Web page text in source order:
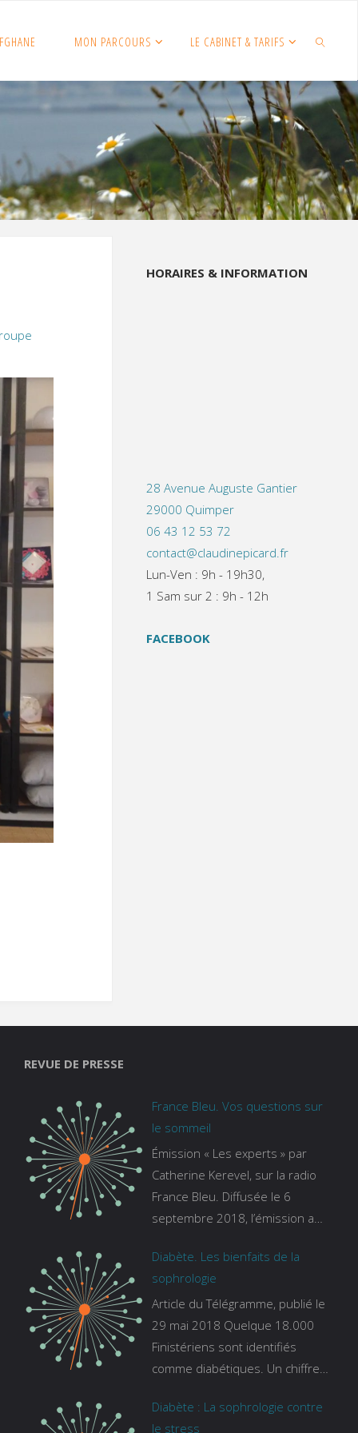
MON PARCOURS LE CABINET & TARIFS
SEARCH
HORAIRES & INFORMATION
28 Avenue Auguste Gantier
29000 Quimper
06 43 12 53 72
contact@claudinepicard.fr
Lun-Ven : 9h - 19h30,
1 Sam sur 2 : 9h - 12h
FACEBOOK
REVUE DE PRESSE
France Bleu. Vos questions sur
le sommeil
Émission « Les experts » par
Catherine Kerevel, sur la radio
France Bleu. Diffusée le 6
septembre 2018, l’émission a
le site de france bleu :
https://www.francebleu.fr/emissi
ons/les-experts/breizh-izel/vos-
questions-sur-le-sommeil
Diabète. Les bienfaits de la
sophrologie
Article du Télégramme, publié le
29 mai 2018 Quelque 18.000
Finistériens sont identifiés
comme diabétiques. Un chiffre
tous ceux qui s’ignorent. « C’est
Diabète : La sophrologie contre
le stress